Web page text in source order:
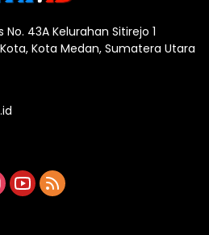
No. 43A Kelurahan Sitirejo 1
Kota Medan, Sumatera Utara